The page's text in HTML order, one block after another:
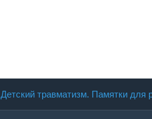
Детский травматизм. Памятки для